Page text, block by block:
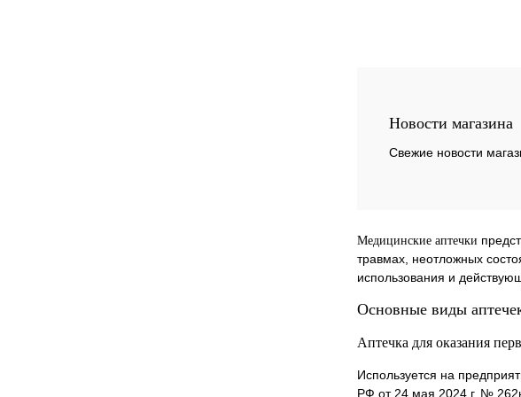
В
избранное
Новости магазина
Свежие новости
Медицинские аптечки
травмах, неотложных
использования и
Основные виды
Аптечка для оказания
Используется на
РФ от 24 мая 2024 г. №